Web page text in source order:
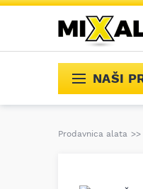
NAŠI
Prodavnica alata >>